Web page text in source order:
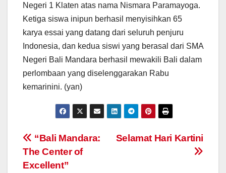
Negeri 1 Klaten atas nama Nismara Paramayoga.
Ketiga siswa inipun berhasil menyisihkan 65
karya essai yang datang dari seluruh penjuru
Indonesia, dan kedua siswi yang berasal dari SMA
Negeri Bali Mandara berhasil mewakili Bali dalam
perlombaan yang diselenggarakan Rabu
kemarinini. (yan)
Navigasi
pos
Selamat Hari Kartini
“Bali Mandara:
The Center of
Excellent”